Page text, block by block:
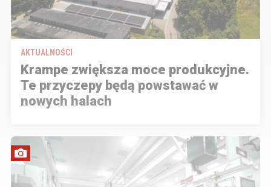
AKTUALNOŚCI
Krampe zwiększa moce produkcyjne.
Te przyczepy będą powstawać w
nowych halach